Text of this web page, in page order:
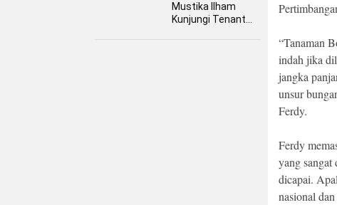
Mustika Ilham
Kunjungi Tenant
“Tanaman
indah jika
jangka
unsur
Ferdy.
Ferdy
yang sangat
dicapai.
nasional